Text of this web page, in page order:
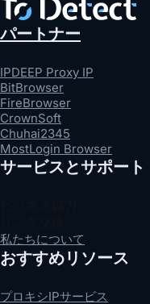
の職業の影響を受けます
比較検出により、実際の
ます。
パートナー
IPDEEP Proxy IP
BitBrowser
FireBrowser
CrownSoft
Chuhai2345
MostLogin Browser
サービスとサポート
私たちについて
おすすめリソース
プロキシIPサービス